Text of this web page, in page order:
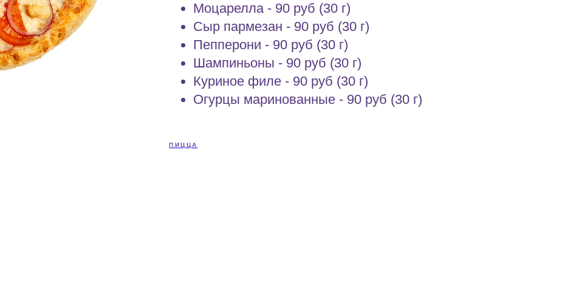
Моцарелла - 90 руб (30 г)
Сыр пармезан - 90 руб (30 г)
Пепперони - 90 руб (30 г)
Шампиньоны - 90 руб (30 г)
Куриное филе - 90 руб (30 г)
Огурцы маринованные - 90 руб (30 г)
ПИЦЦА